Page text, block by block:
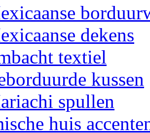
dekens
textiel
kussen
spullen
huis